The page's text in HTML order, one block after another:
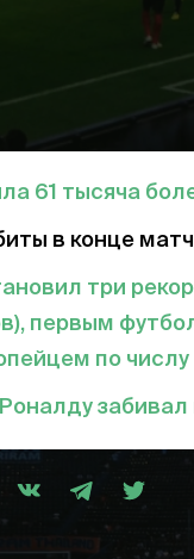
61 тысяча
в конце
три
первым
по
забивал